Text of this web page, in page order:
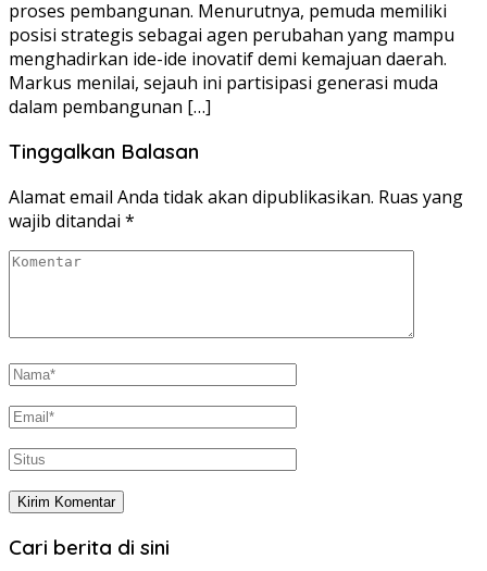
proses pembangunan. Menurutnya, pemuda memiliki
posisi strategis sebagai agen perubahan yang mampu
menghadirkan ide-ide inovatif demi kemajuan daerah.
Markus menilai, sejauh ini partisipasi generasi muda
dalam pembangunan […]
Tinggalkan Balasan
Alamat email Anda tidak akan dipublikasikan. Ruas yang
wajib ditandai *
Cari berita di sini